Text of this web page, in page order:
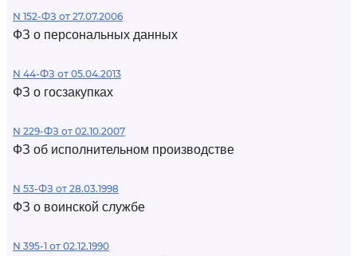
N 152-ФЗ от 27.07.2006
ФЗ о персональных данных
N 44-ФЗ от 05.04.2013
ФЗ о госзакупках
N 229-ФЗ от 02.10.2007
ФЗ об исполнительном производстве
N 53-ФЗ от 28.03.1998
ФЗ о воинской службе
N 395-1 от 02.12.1990